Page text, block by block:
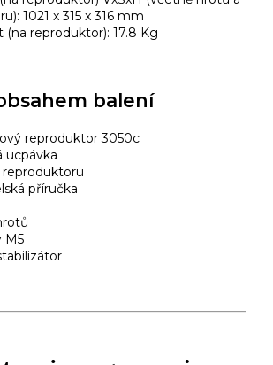
1021 x 315 x 316 mm
reproduktor): 17.8 Kg
balení
reproduktor 3050c
ucpávka
reproduktoru
příručka
M5